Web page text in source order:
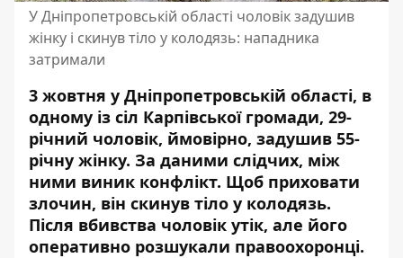
У Дніпропетровській області чоловік задушив
жінку і скинув тіло у колодязь: нападника
затримали
3 жовтня у Дніпропетровській області, в
одному із сіл Карпівської громади, 29-
річний чоловік, ймовірно, задушив 55-
річну жінку. За даними слідчих, між
ними виник конфлікт. Щоб приховати
злочин, він скинув тіло у колодязь.
Після вбивства чоловік утік, але його
оперативно розшукали правоохоронці.